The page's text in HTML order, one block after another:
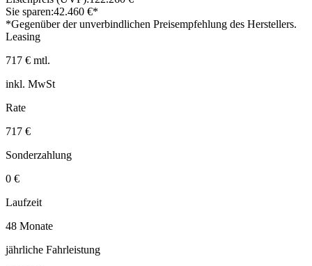
Sie sparen:42.460 €*
*Gegenüber der unverbindlichen Preisempfehlung des Herstellers.
Leasing
717 € mtl.
inkl. MwSt
Rate
717 €
Sonderzahlung
0 €
Laufzeit
48 Monate
jährliche Fahrleistung